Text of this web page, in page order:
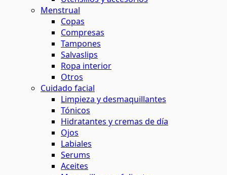
Menstrual
Copas
Compresas
Tampones
Salvaslips
Ropa interior
Otros
Cuidado facial
Limpieza y desmaquillantes
Tónicos
Hidratantes y cremas de día
Ojos
Labiales
Serums
Aceites